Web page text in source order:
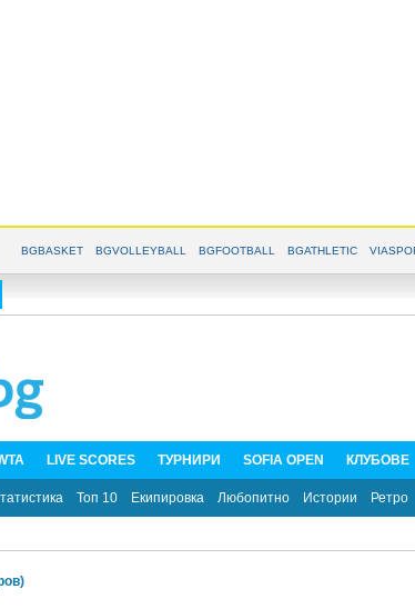
BGBASKET BGVOLLEYBALL BGFOOTBALL BGATHLETIC
LIVE SCORES ТУРНИРИ SOFIA OPEN КЛУБОВЕ
Топ 10 Екипировка Любопитно Истории Ретро